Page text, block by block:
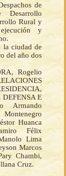
de
Desarrollo
Rural y
y
la ciudad de
del año dos
Rogelio
E
Armando
Huanca
Félix
Lima
Marcos
Chambi,
Cruz.